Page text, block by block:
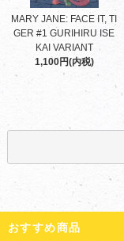
MARY JANE: FACE IT, TI
GER #1 GURIHIRU ISE
KAI VARIANT
1,100円(内税)
おすすめ商品